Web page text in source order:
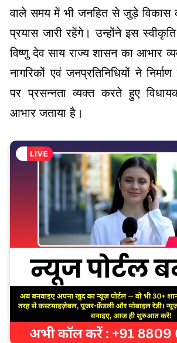
वाले समय में भी जनहित से जुड़े विकास
प्रयास जारी रहेंगे। उन्होंने इस
विष्णु देव साय राज्य शासन का आभार
नागरिकों एवं जनप्रतिनिधियों ने
पर प्रसन्नता व्यक्त करते हुए
आभार जताया है।